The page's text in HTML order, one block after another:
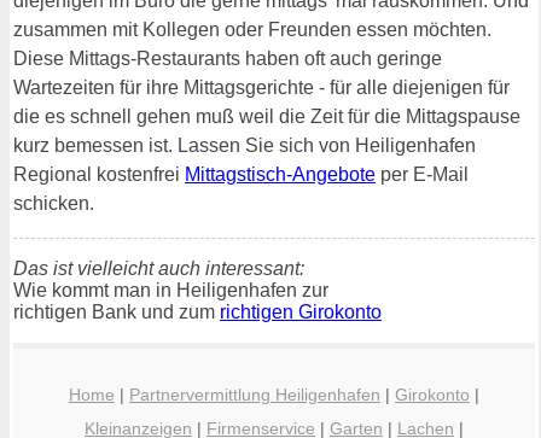
zusammen mit Kollegen oder Freunden essen möchten.
Diese Mittags-Restaurants haben oft auch geringe
Wartezeiten für ihre Mittagsgerichte - für alle diejenigen für
die es schnell gehen muß weil die Zeit für die Mittagspause
kurz bemessen ist. Lassen Sie sich von Heiligenhafen
Regional kostenfrei Mittagstisch-Angebote per E-Mail
schicken.
Das ist vielleicht auch interessant:
Wie kommt man in Heiligenhafen zur
richtigen Bank und zum richtigen Girokonto
Home | Partnervermittlung Heiligenhafen | Girokonto |
Kleinanzeigen | Firmenservice | Garten | Lachen |